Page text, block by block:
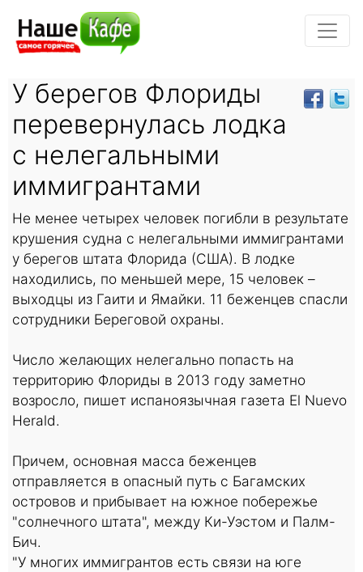
У берегов Флориды
перевернулась лодка
с нелегальными
иммигрантами
Не менее четырех человек погибли в результате
крушения судна с нелегальными иммигрантами
у берегов штата Флорида (США). В лодке
находились, по меньшей мере, 15 человек –
выходцы из Гаити и Ямайки. 11 беженцев спасли
сотрудники Береговой охраны.
Число желающих нелегально попасть на
территорию Флориды в 2013 году заметно
возросло, пишет испаноязычная газета El Nuevo
Herald.
Причем, основная масса беженцев
отправляется в опасный путь с Багамских
островов и прибывает на южное побережье
"солнечного штата", между Ки-Уэстом и Палм-
Бич.
"У многих иммигрантов есть связи на юге